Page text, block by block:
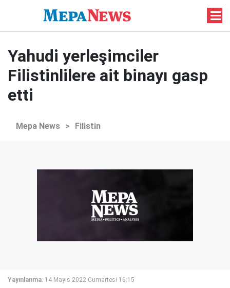
Yahudi yerleşimciler
Filistinlilere ait binayı gasp
etti
Mepa News > Filistin
Yayınlanma: 14 Mayıs 2022 Cumartesi 16:15